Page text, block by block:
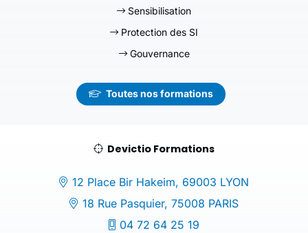
Sensibilisation
Protection des SI
Gouvernance
Toutes nos formations
Devictio Formations
12 Place Bir Hakeim, 69003 LYON
18 Rue Pasquier, 75008 PARIS
04 72 64 25 19